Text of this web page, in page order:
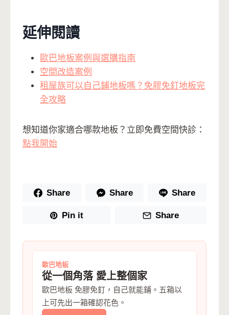
延伸閱讀
歐巴地板案例與選購指南
空間改造案例
租屋族可以自己鋪地板嗎？免膠免釘地板完
全攻略
想知道你家適合哪款地板？立即免費空間快診：
點我開始
Share Share Share
Pin it Share
歐巴地板
從一個角落 愛上整個家
歐巴地板 免膠免釘，自己就能鋪。五箱以
上可先出一箱確認花色。